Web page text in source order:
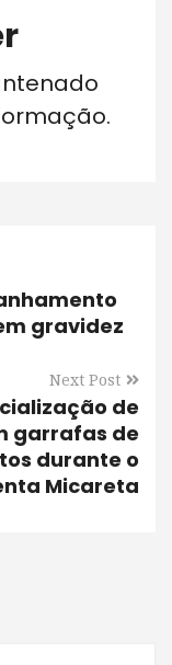
gravidez
Next Post
de
garrafas de
durante o
Micareta